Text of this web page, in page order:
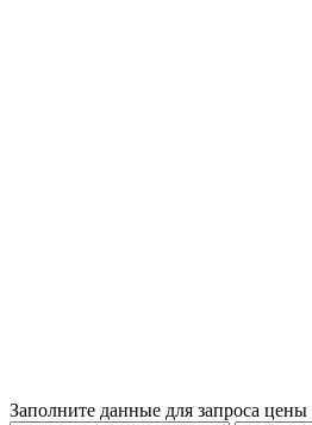
Заполните данные для запроса цены